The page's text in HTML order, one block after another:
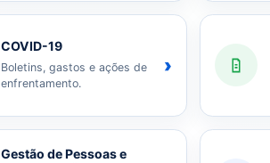
COVID-19
Boletins, gastos e ações de
enfrentamento.
›
Gestão de Pessoas e